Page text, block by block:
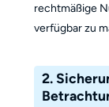
rechtmäßige
verfügbar zu
2.